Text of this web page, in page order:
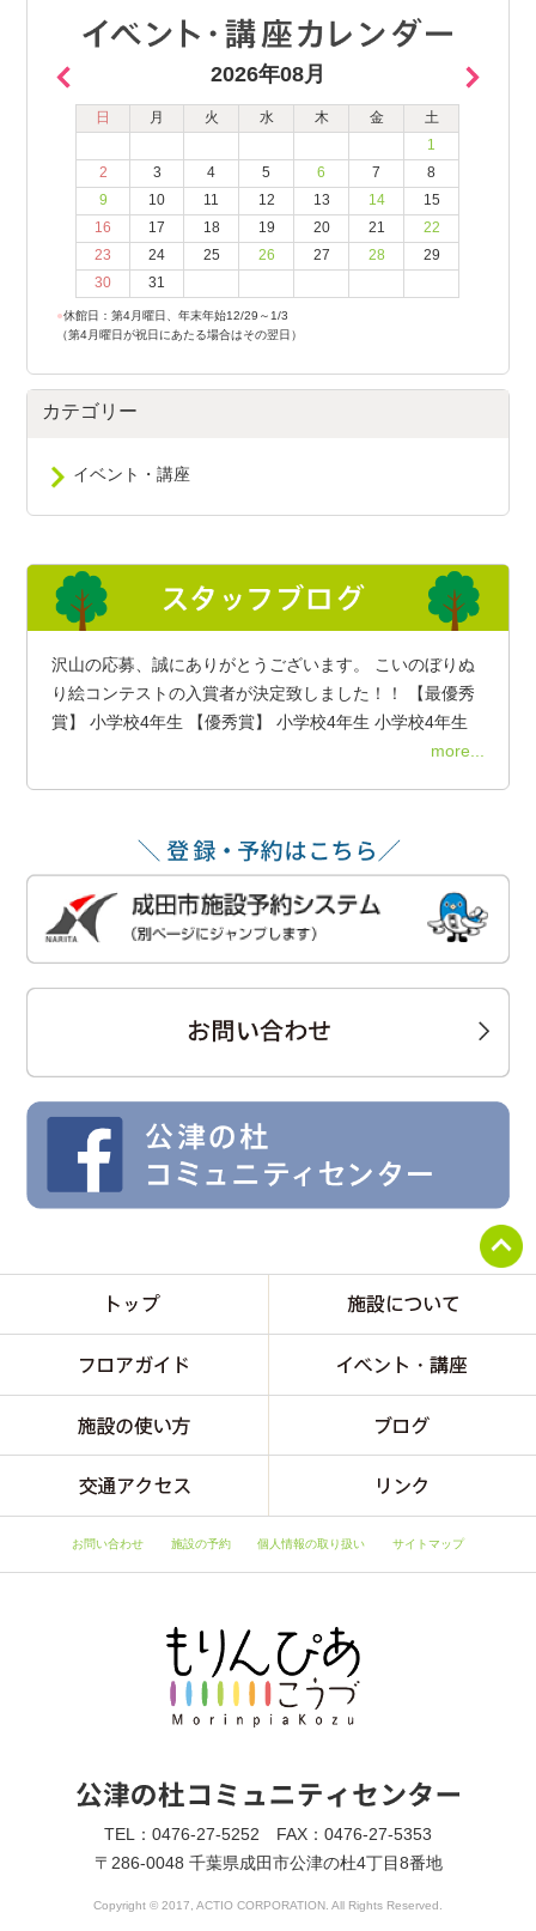
2026年08月
日 月 火 水 木 金
土
1
2
3 4 5 6 7
8
9
10 11 12 13 14
15
16
17 18 19 20 21
22
23
24 25 26 27 28
29
30
31
●休館日：第4月曜日、年末年始12/29～1/3
（第4月曜日が祝日にあたる場合はその翌日）
カテゴリー
イベント・講座
沢山の応募、誠にありがとうございます。 こいのぼりぬ
り絵コンテストの入賞者が決定致しました！！ 【最優秀
賞】 小学校4年生 【優秀賞】 小学校4年生 小学校4年生
more...
お問い合わせ 施設の予約 個人情報の取り扱い サイトマップ
TEL：0476-27-5252 FAX：0476-27-5353
〒286-0048 千葉県成田市公津の杜4丁目8番地
Copyright © 2017, ACTIO CORPORATION. All Rights Reserved.